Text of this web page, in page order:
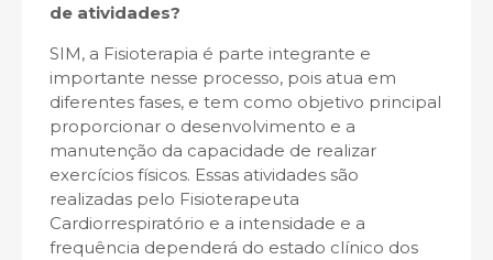
de atividades?
SIM, a Fisioterapia é parte integrante e
importante nesse processo, pois atua em
diferentes fases, e tem como objetivo principal
proporcionar o desenvolvimento e a
manutenção da capacidade de realizar
exercícios físicos. Essas atividades são
realizadas pelo Fisioterapeuta
Cardiorrespiratório e a intensidade e a
frequência dependerá do estado clínico dos